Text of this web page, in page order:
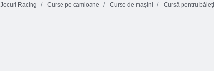
Jocuri Racing Curse pe camioane Curse de mașini Cursă pentru băieți